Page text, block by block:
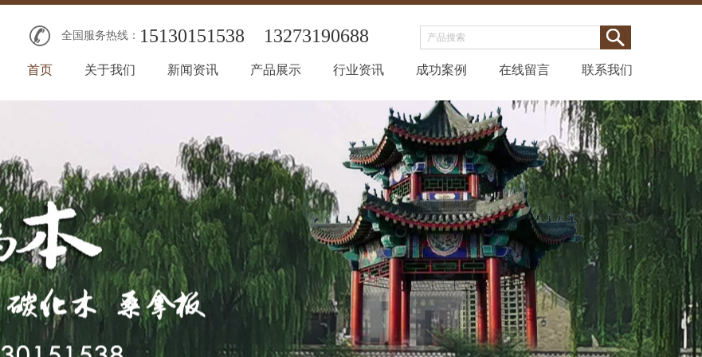
全国服务热线： 15130151538 13273190688
首页 关于我们 新闻资讯 产品展示 行业资讯 成功案例 在线留言 联系我们